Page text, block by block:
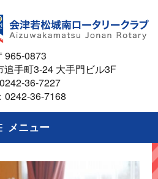
965-0873
手町3-24 大手門ビル3F
0242-36-7227
0242-36-7168
メニュー